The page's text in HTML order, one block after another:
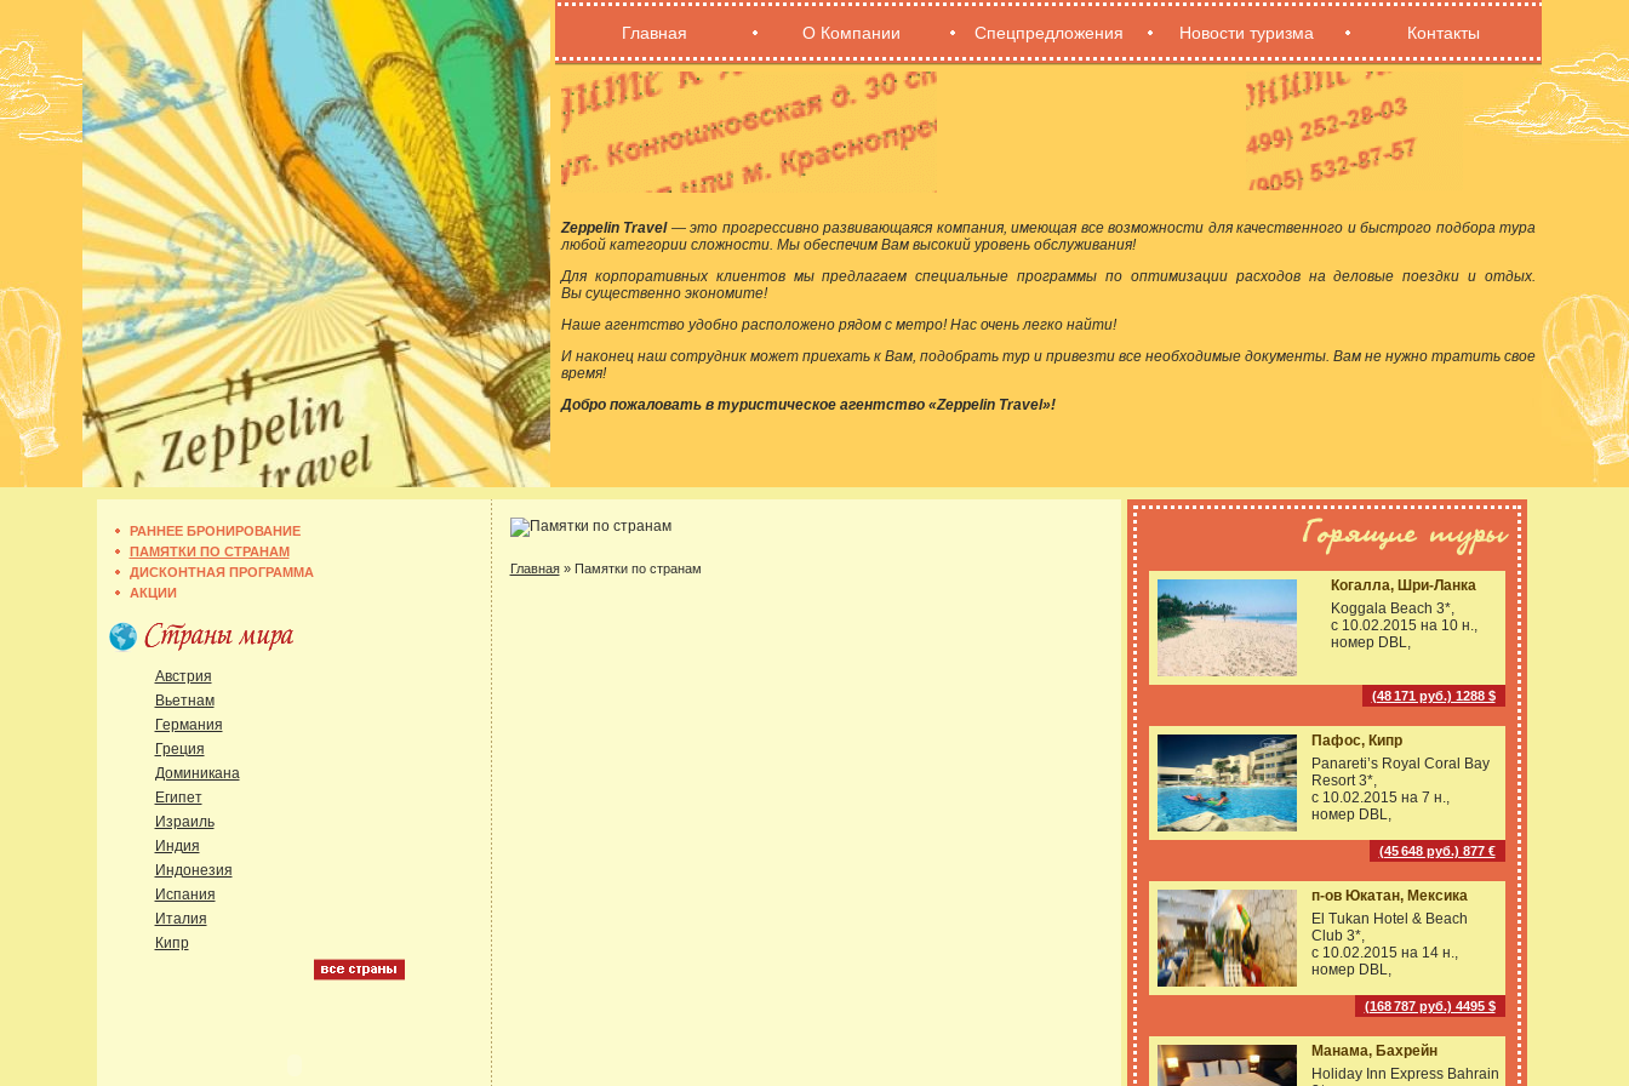
Главная О Компании Спецпредложения Новости туризма Контакты
Zeppelin Travel— это прогрессивно развивающаяся компания, имеющая все возможности для качественного и быстрого подбора тура
любой категории сложности. Мы обеспечим Вам высокий уровень обслуживания!
Для корпоративных клиентов мы предлагаем специальные программы по оптимизации расходов на деловые поездки и отдых.
Вы существенно экономите!
Наше агентство удобно расположено рядом с метро! Нас очень легко найти!
И наконец наш сотрудник может приехать к Вам, подобрать тур и привезти все необходимые документы. Вам не нужно тратить свое
время!
Добро пожаловать в туристическое агентство «Zeppelin Travel»!
РАННЕЕ БРОНИРОВАНИЕ
ПАМЯТКИ ПО СТРАНАМ
ДИСКОНТНАЯ ПРОГРАММА
АКЦИИ
Австрия
Вьетнам
Германия
Греция
Доминикана
Египет
Израиль
Индия
Индонезия
Испания
Италия
Кипр
Главная» Памятки по странам
Когалла, Шри-Ланка
Koggala Beach 3*,
с 10.02.2015 на 10 н.,
номер DBL,
(48 171 руб.) 1288 $
Пафос, Кипр
Panareti’s Royal Coral Bay
Resort 3*,
с 10.02.2015 на 7 н.,
номер DBL,
(45 648 руб.) 877 €
п-ов Юкатан, Мексика
El Tukan Hotel & Beach
Club 3*,
с 10.02.2015 на 14 н.,
номер DBL,
(168 787 руб.) 4495 $
Манама, Бахрейн
Holiday Inn Express Bahrain